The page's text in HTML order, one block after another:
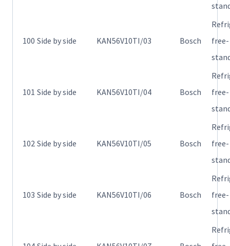
100 Side by side KAN56V10TI/03 Bosch
free-
101 Side by side KAN56V10TI/04 Bosch
free-
102 Side by side KAN56V10TI/05 Bosch
free-
103 Side by side KAN56V10TI/06 Bosch
free-